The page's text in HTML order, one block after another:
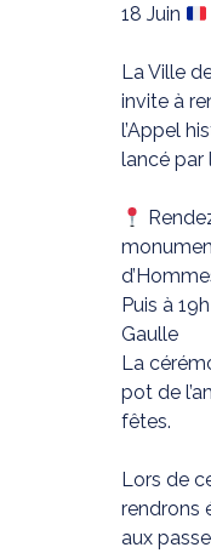
18 Juin
La Ville
invite à
l’Appel
lancé par
Puis à
Gaulle
La
pot de
fêtes.
Lors de
rendrons
aux